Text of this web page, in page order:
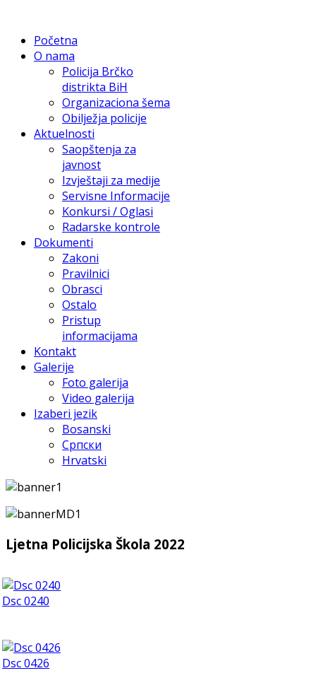
Početna
O nama
Policija Brčko
distrikta BiH
Organizaciona šema
Obilježja policije
Aktuelnosti
Saopštenja za
javnost
Izvještaji za medije
Servisne Informacije
Konkursi / Oglasi
Radarske kontrole
Dokumenti
Zakoni
Pravilnici
Obrasci
Ostalo
Pristup
informacijama
Kontakt
Galerije
Foto galerija
Video galerija
Izaberi jezik
Bosanski
Српски
Hrvatski
Ljetna Policijska Škola 2022
Dsc 0240
Dsc 0426